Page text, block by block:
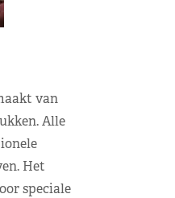
van
Alle
Het
speciale